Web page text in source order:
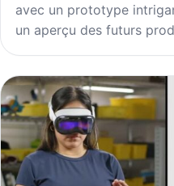
avec un prototype
un aperçu des futurs